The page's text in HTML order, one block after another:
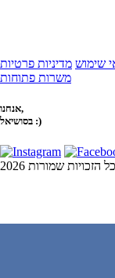
שימוש מדיניות פרטיות
משרות פתוחות
אנחנו,
בסושיאל :)